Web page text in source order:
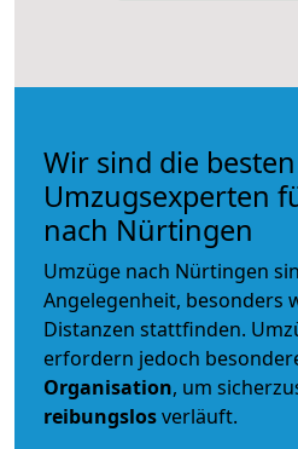
Wir sind die besten
Umzugsexperten
nach Nürtingen
Umzüge nach Nürtingen
Angelegenheit, besonders
Distanzen stattfinden.
erfordern jedoch
Organisation, um
reibungslosverläuft.